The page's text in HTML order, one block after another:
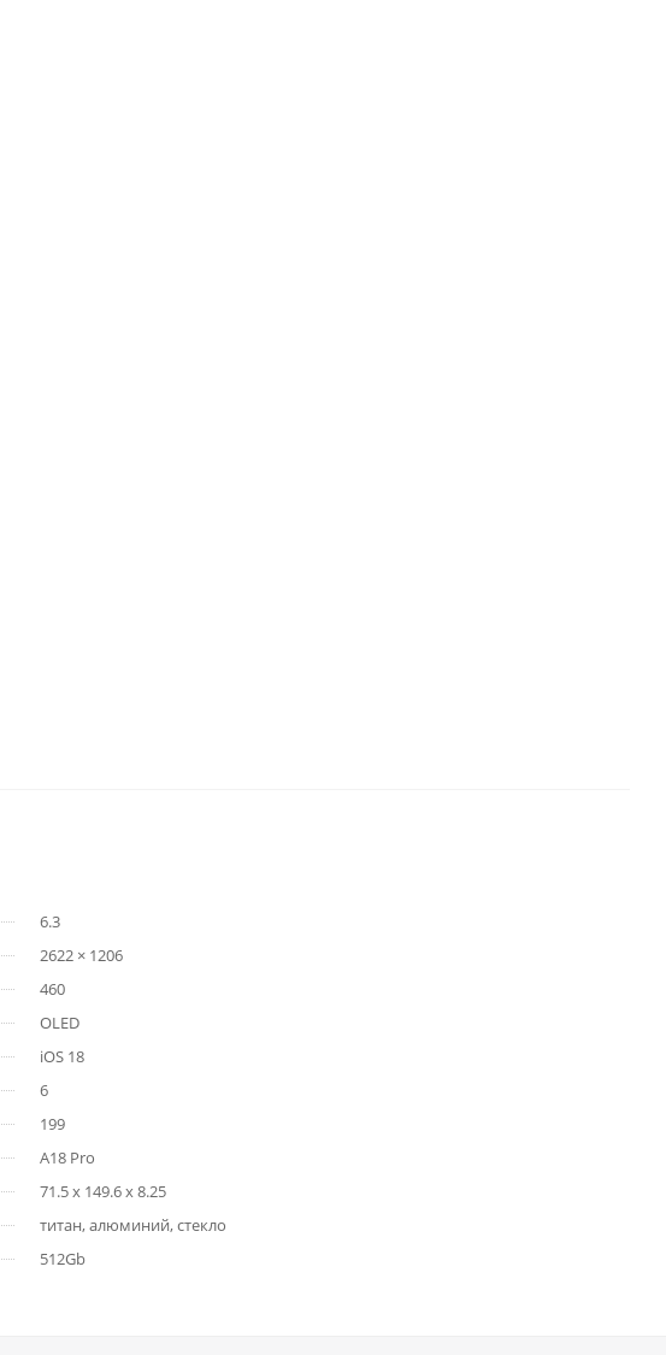
6.3
2622 × 1206
460
OLED
iOS 18
6
199
A18 Pro
71.5 x 149.6 x 8.25
титан, алюминий, стекло
512Gb